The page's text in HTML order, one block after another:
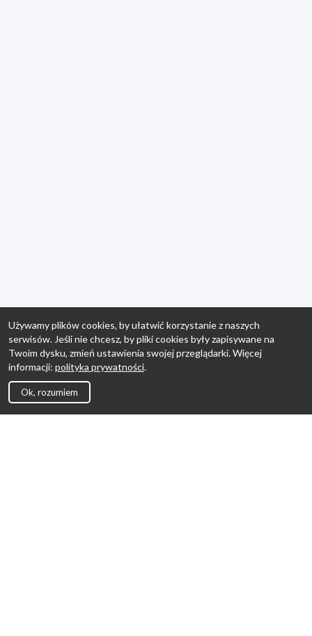
Używamy plików cookies, by ułatwić korzystanie z naszych
serwisów. Jeśli nie chcesz, by pliki cookies były zapisywane na
Twoim dysku, zmień ustawienia swojej przeglądarki. Więcej
informacji: polityka prywatności.
Ok, rozumiem